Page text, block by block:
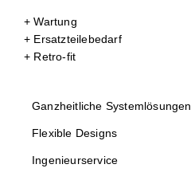
+ Wartung
+ Ersatzteilebedarf
+ Retro-fit
Ganzheitliche Systemlösungen
Flexible Designs
Ingenieurservice